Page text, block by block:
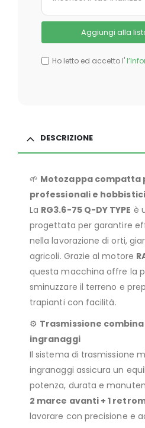
Ho letto ed accetto l'
DESCRIZIONE
🌱 Motozappa compatta
professionali e hobbistici
La RG3.6-75 Q-DY TYPE è
progettata per garantire
nella lavorazione di orti,
agricoli. Grazie al motore
questa macchina offre la
sminuzzare il terreno e
trapianti con facilità.
⚙️ Trasmissione
ingranaggi
Il sistema di trasmissione
ingranaggi assicura un
potenza, durata e
2 marce avanti + 1
lavorare con precisione e